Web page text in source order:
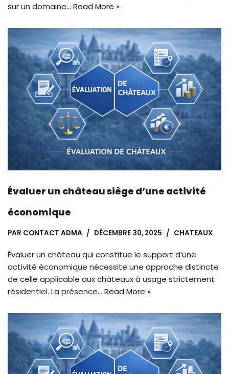
sur un domaine… Read More »
Évaluer un château siège d’une activité
économique
PAR CONTACT ADMA DÉCEMBRE 30, 2025 CHATEAUX
Évaluer un château qui constitue le support d’une
activité économique nécessite une approche distincte
de celle applicable aux châteaux à usage strictement
résidentiel. La présence… Read More »